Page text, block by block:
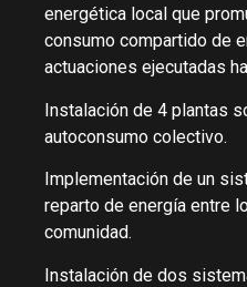
energética local que
consumo compartido de
actuaciones ejecutadas
Instalación de 4 plantas
autoconsumo colectivo.
Implementación de un
reparto de energía entre
comunidad.
Instalación de dos